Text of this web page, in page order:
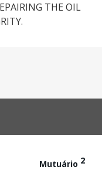
THE OIL
Mutuário 2